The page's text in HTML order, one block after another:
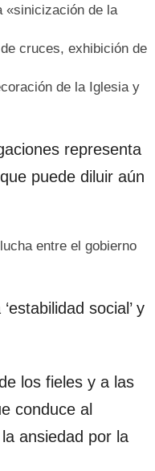
«sinicización de la
cruces, exhibición de
de la Iglesia y
representa
puede diluir aún
entre el gobierno
social’ y
los fieles y a las
conduce al
ansiedad por la